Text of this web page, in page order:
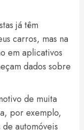
já têm
carros, mas na
em aplicativos
dados sobre
de muita
por exemplo,
automóveis